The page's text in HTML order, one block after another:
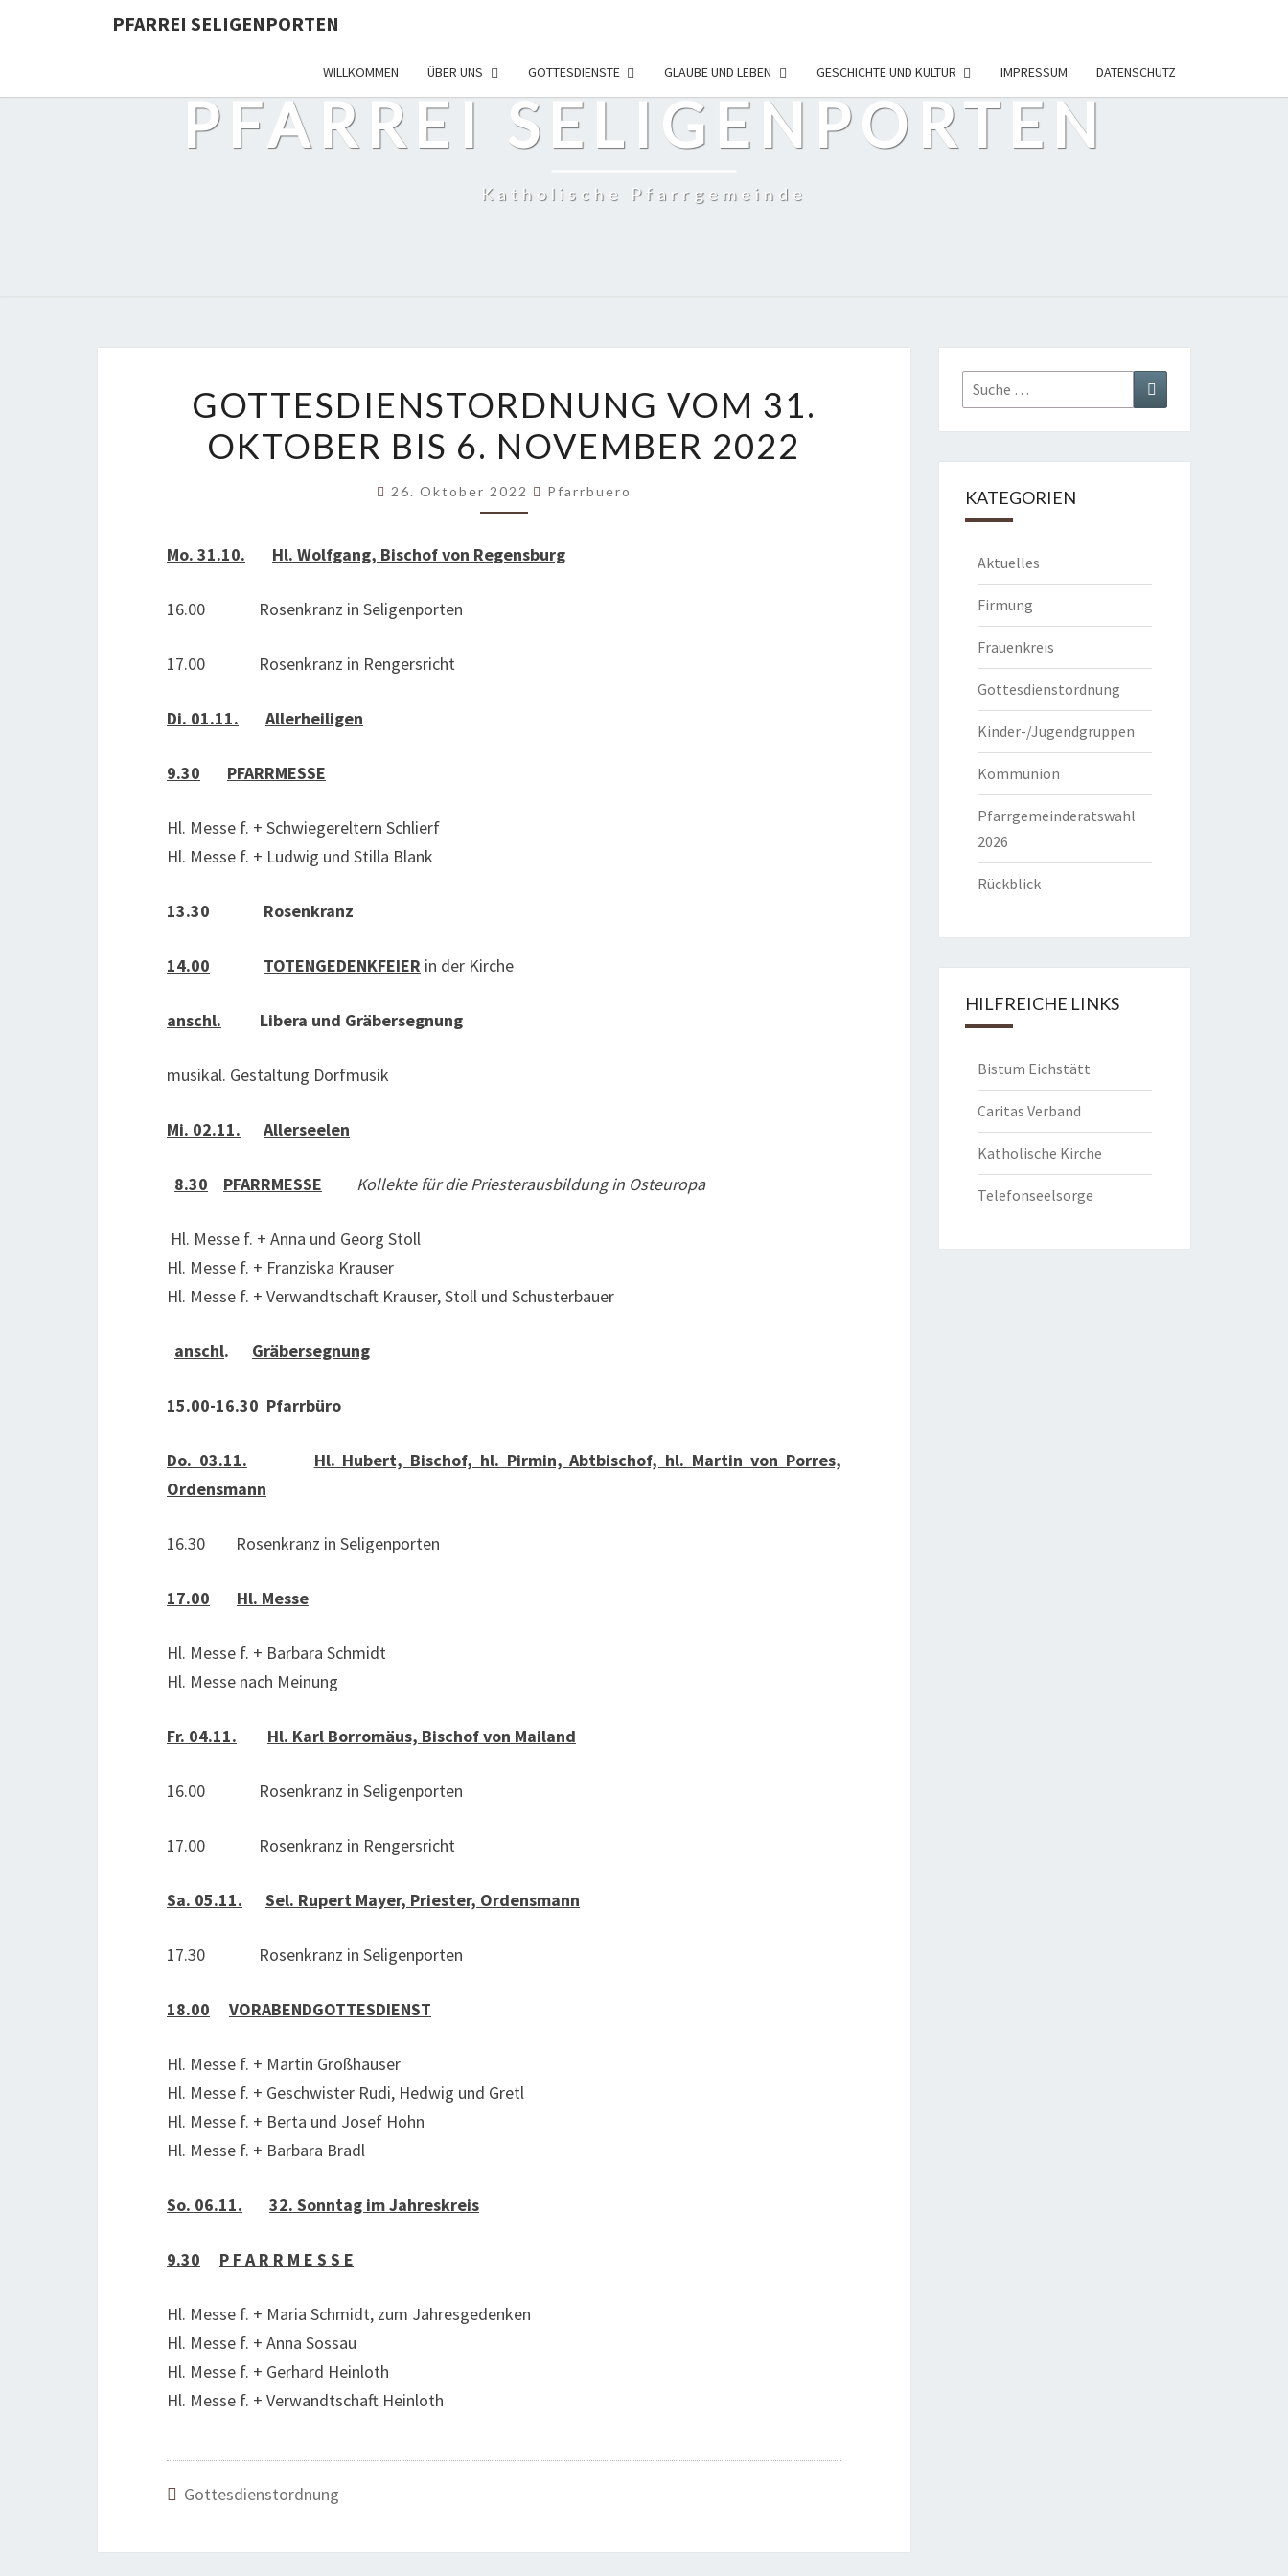
PFARREI SELIGENPORTEN
WILLKOMMEN ÜBER UNS GOTTESDIENSTE GLAUBE UND LEBEN GESCHICHTE UND KULTUR IMPRESSUM DATENSCHUTZ
PFARREI SELIGENPORTEN
Katholische Pfarrgemeinde
VOM
31.
OKTOBER
BIS
NOVEMBER
GOTTESDIENSTORDNUNG VOM 31.
OKTOBER BIS 6. NOVEMBER 2022
26. Oktober 2022 Pfarrbuero
Mo. 31.10. Hl. Wolfgang, Bischof von Regensburg
16.00 Rosenkranz in Seligenporten
17.00 Rosenkranz in Rengersricht
Di. 01.11. Allerheiligen
9.30 PFARRMESSE
Hl. Messe f. + Schwiegereltern Schlierf
Hl. Messe f. + Ludwig und Stilla Blank
13.30 Rosenkranz
14.00 TOTENGEDENKFEIER in der Kirche
anschl. Libera und Gräbersegnung
musikal. Gestaltung Dorfmusik
Mi. 02.11. Allerseelen
8.30 PFARRMESSE Kollekte für die Priesterausbildung in Osteuropa
Hl. Messe f. + Anna und Georg Stoll
Hl. Messe f. + Franziska Krauser
Hl. Messe f. + Verwandtschaft Krauser, Stoll und Schusterbauer
anschl. Gräbersegnung
15.00-16.30 Pfarrbüro
Do. 03.11.
Hl. Hubert, Bischof, hl. Pirmin, Abtbischof, hl. Martin von Porres,
Ordensmann
16.30 Rosenkranz in Seligenporten
17.00 Hl. Messe
Hl. Messe f. + Barbara Schmidt
Hl. Messe nach Meinung
Fr. 04.11. Hl. Karl Borromäus, Bischof von Mailand
16.00 Rosenkranz in Seligenporten
17.00 Rosenkranz in Rengersricht
Sa. 05.11. Sel. Rupert Mayer, Priester, Ordensmann
17.30 Rosenkranz in Seligenporten
18.00 VORABENDGOTTESDIENST
Hl. Messe f. + Martin Großhauser
Hl. Messe f. + Geschwister Rudi, Hedwig und Gretl
Hl. Messe f. + Berta und Josef Hohn
Hl. Messe f. + Barbara Bradl
So. 06.11. 32. Sonntag im Jahreskreis
9.30 P F A R R M E S S E
Hl. Messe f. + Maria Schmidt, zum Jahresgedenken
Hl. Messe f. + Anna Sossau
Hl. Messe f. + Gerhard Heinloth
Hl. Messe f. + Verwandtschaft Heinloth
Gottesdienstordnung
Suche
nach:
Suchen
KATEGORIEN
Aktuelles
Firmung
Frauenkreis
Gottesdienstordnung
Kinder-/Jugendgruppen
Kommunion
Pfarrgemeinderatswahl
2026
Rückblick
HILFREICHE LINKS
Bistum Eichstätt
Caritas Verband
Katholische Kirche
Telefonseelsorge